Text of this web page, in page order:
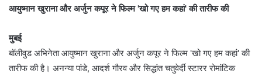
आयुष्मान खुराना और अर्जुन कपूर ने फिल्म 'खो गए हम कहां' की तारीफ की
मुबई
बॉलीवुड अभिनेता आयुष्मान खुराना और अर्जुन कपूर ने फिल्म 'खो गए हम कहां' की
तारीफ की है। अनन्या पांडे, आदर्श गौरव और सिद्धांत चतुवेर्दी स्टारर रोमांटिक